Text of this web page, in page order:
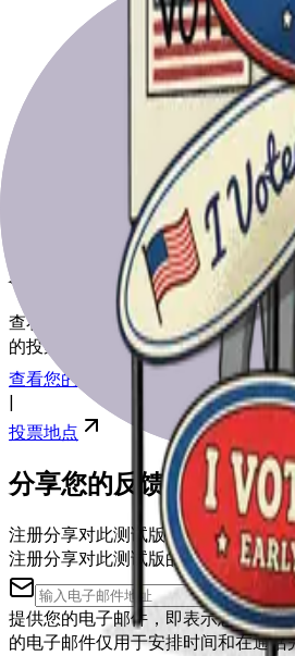
为选举日做好准备
查看我们的资源，帮助您为选举日做
的投票站。
查看您的注册
投票地点
分享您的反馈
注册分享对此测试版的反馈，您可能
注册分享对此测试版的反馈，您可能
提供您的电子邮件，即表示您同意被
的电子邮件仅用于安排时间和在通话